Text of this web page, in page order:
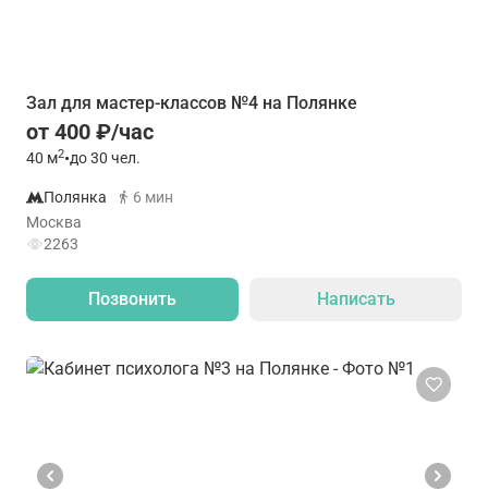
Зал для мастер-классов №4 на Полянке
от 400 ₽/час
40 м2•до 30 чел.
Полянка
6 мин
Москва
2263
Позвонить Написать